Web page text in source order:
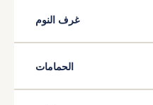
غرف النوم
الحمامات